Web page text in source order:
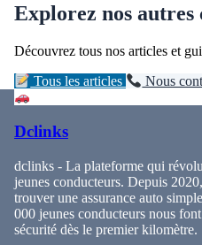
Explorez nos autres
Découvrez tous nos articles et
Tous les articles Nous
Dclinks
dclinks - La plateforme qui
jeunes conducteurs. Depuis
trouver une assurance auto
000 jeunes conducteurs nous
sécurité dès le premier kilomètre.